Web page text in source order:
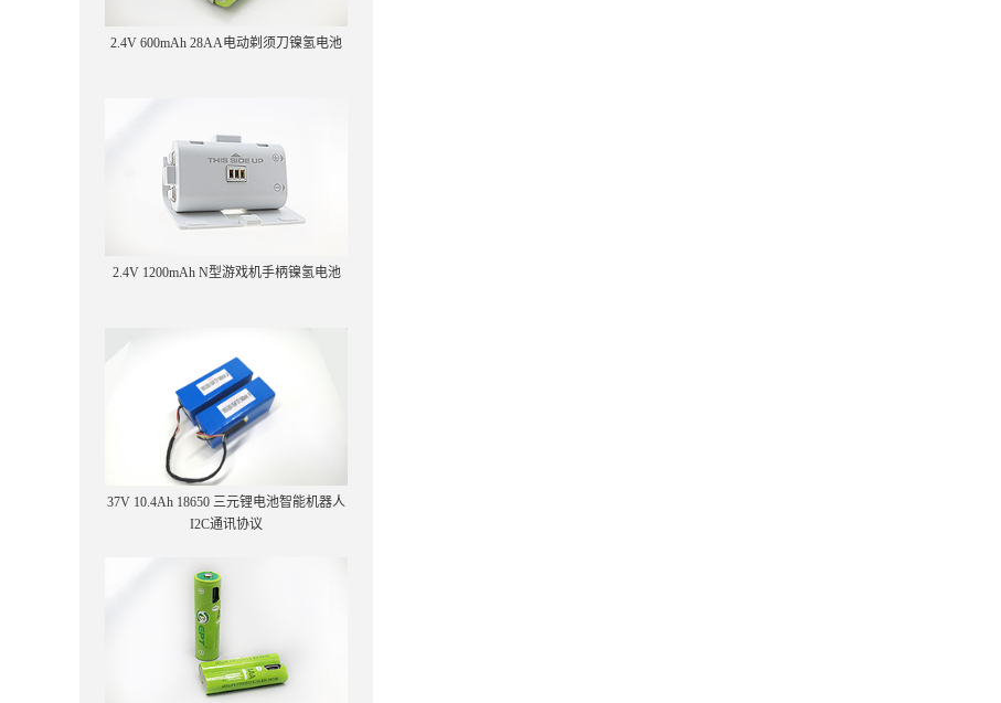
2.4V 600mAh 28AA电动剃须刀镍氢电池
2.4V 1200mAh N型游戏机手柄镍氢电池
37V 10.4Ah 18650 三元锂电池智能机器人
I2C通讯协议